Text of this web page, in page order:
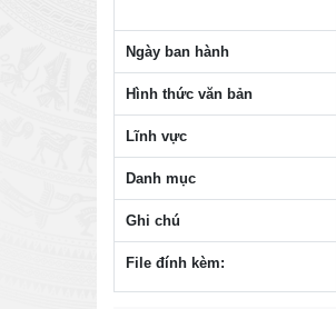
Ngày ban hành
Hình thức văn bản
Lĩnh vực
Danh mục
Ghi chú
File đính kèm: